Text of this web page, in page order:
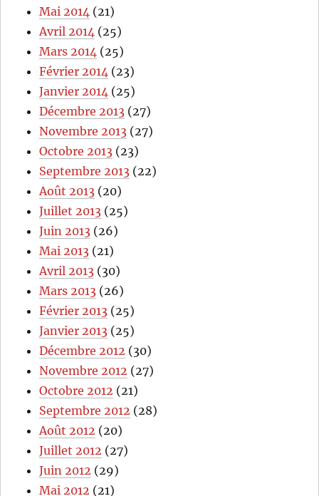
Mai 2014 (21)
Avril 2014 (25)
Mars 2014 (25)
Février 2014 (23)
Janvier 2014 (25)
Décembre 2013 (27)
Novembre 2013 (27)
Octobre 2013 (23)
Septembre 2013 (22)
Août 2013 (20)
Juillet 2013 (25)
Juin 2013 (26)
Mai 2013 (21)
Avril 2013 (30)
Mars 2013 (26)
Février 2013 (25)
Janvier 2013 (25)
Décembre 2012 (30)
Novembre 2012 (27)
Octobre 2012 (21)
Septembre 2012 (28)
Août 2012 (20)
Juillet 2012 (27)
Juin 2012 (29)
Mai 2012 (21)